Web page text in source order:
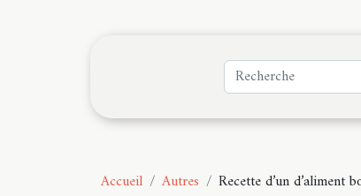
Accueil Autres Recette d’un d’aliment